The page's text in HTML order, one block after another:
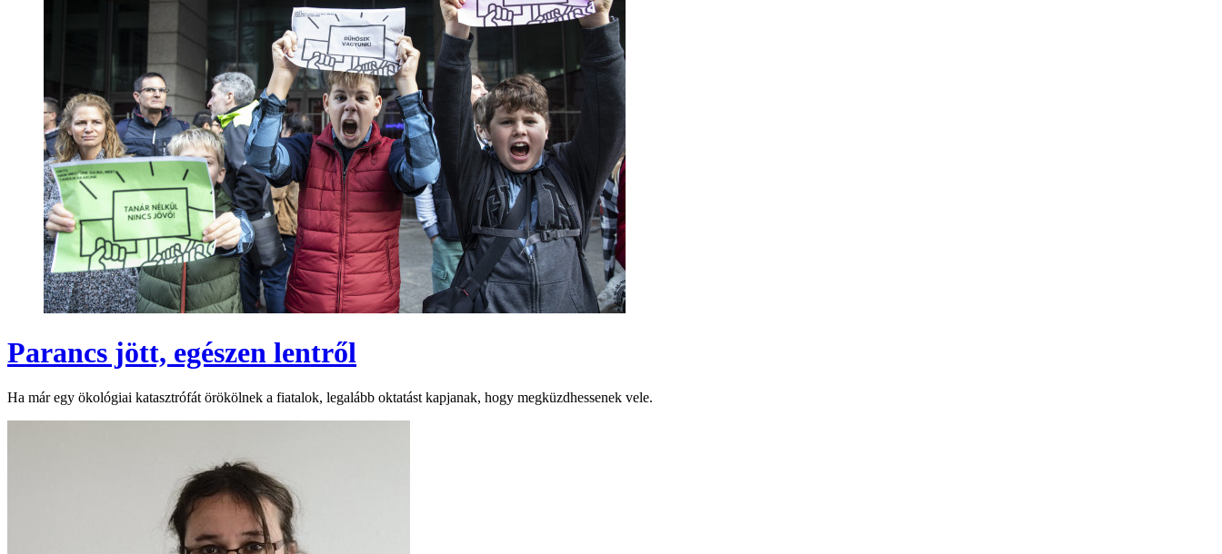
Parancs jött, egészen lentről
Ha már egy ökológiai katasztrófát örökölnek a fiatalok, legalább oktatást kapjanak, hogy megküzdhessenek vele.